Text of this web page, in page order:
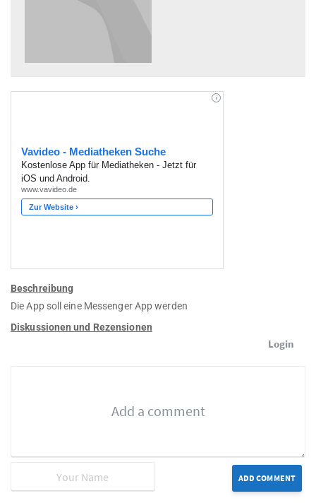
Beschreibung
Die App soll eine Messenger App werden
Diskussionen und Rezensionen
Login
ADD COMMENT